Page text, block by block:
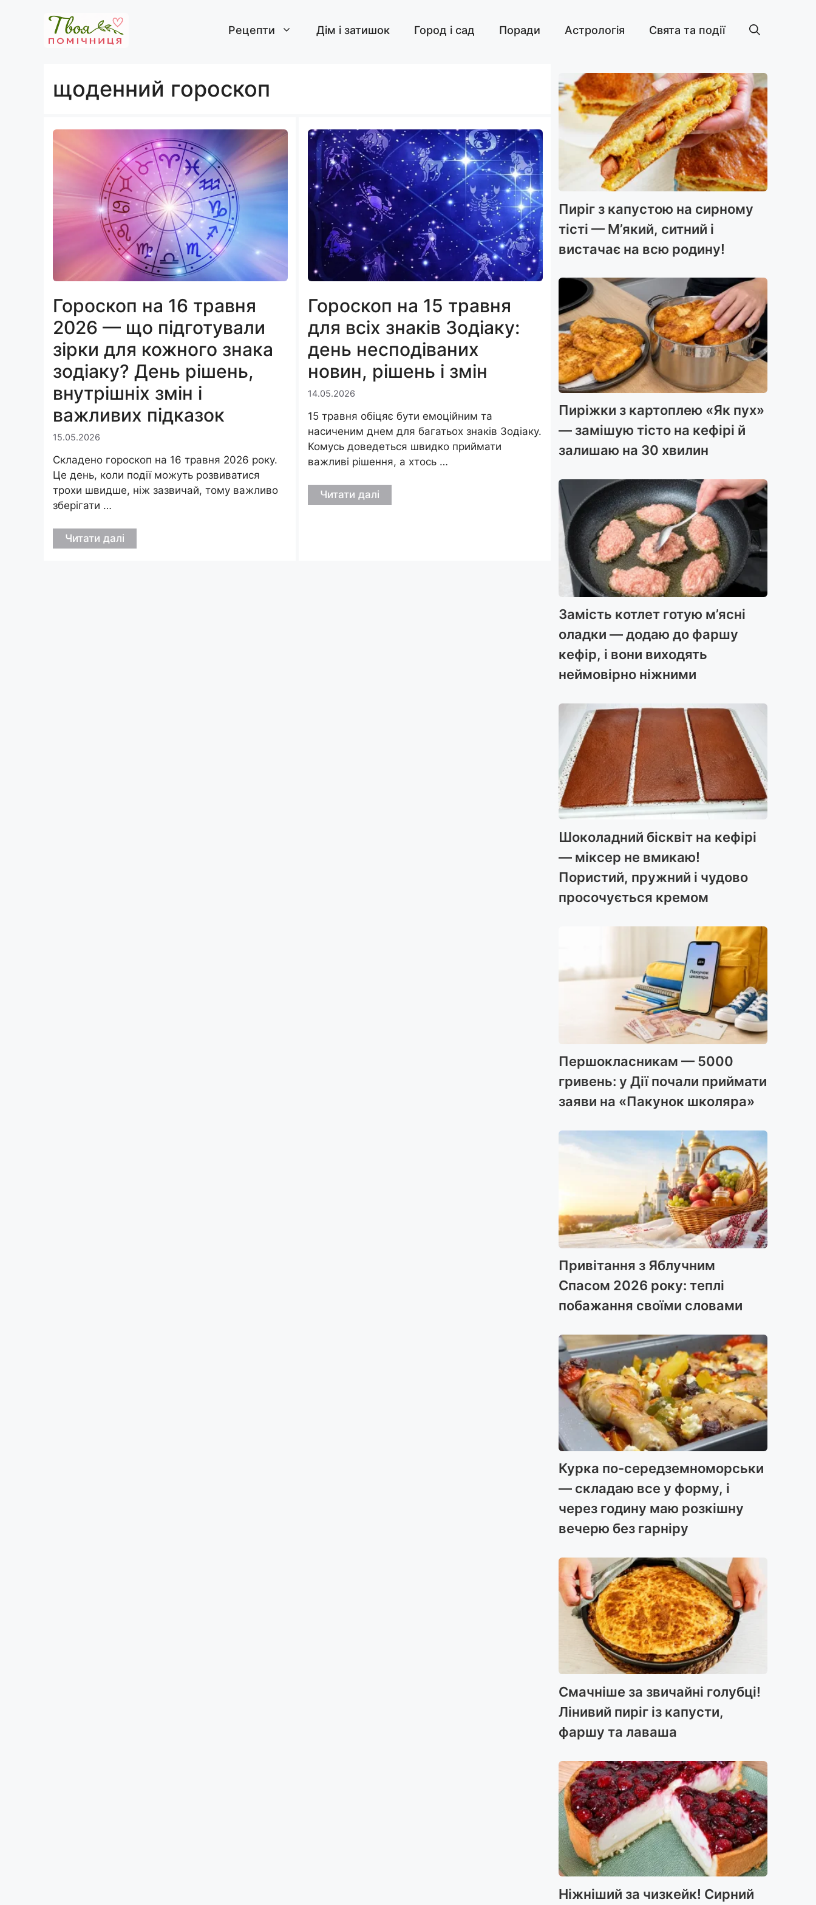
Рецепти Дім і затишок Город і сад Поради Астрологія Свята та події
щоденний гороскоп
Гороскоп на 16 травня
2026 — що підготували
зірки для кожного знака
зодіаку? День рішень,
внутрішніх змін і
важливих підказок
15.05.2026
Складено гороскоп на 16 травня 2026 року.
Це день, коли події можуть розвиватися
трохи швидше, ніж зазвичай, тому важливо
зберігати …
Читати далі
Гороскоп на 15 травня
для всіх знаків Зодіаку:
день несподіваних
новин, рішень і змін
14.05.2026
15 травня обіцяє бути емоційним та
насиченим днем для багатьох знаків Зодіаку.
Комусь доведеться швидко приймати
важливі рішення, а хтось …
Читати далі
Пиріг з капустою на сирному
тісті — М’який, ситний і
вистачає на всю родину!
Пиріжки з картоплею «Як пух»
— замішую тісто на кефірі й
залишаю на 30 хвилин
Замість котлет готую м’ясні
оладки — додаю до фаршу
кефір, і вони виходять
неймовірно ніжними
Шоколадний бісквіт на кефірі
— міксер не вмикаю!
Пористий, пружний і чудово
просочується кремом
Першокласникам — 5000
гривень: у Дії почали приймати
заяви на «Пакунок школяра»
Привітання з Яблучним
Спасом 2026 року: теплі
побажання своїми словами
Курка по-середземноморськи
— складаю все у форму, і
через годину маю розкішну
вечерю без гарніру
Смачніше за звичайні голубці!
Лінивий пиріг із капусти,
фаршу та лаваша
Ніжніший за чизкейк! Сирний